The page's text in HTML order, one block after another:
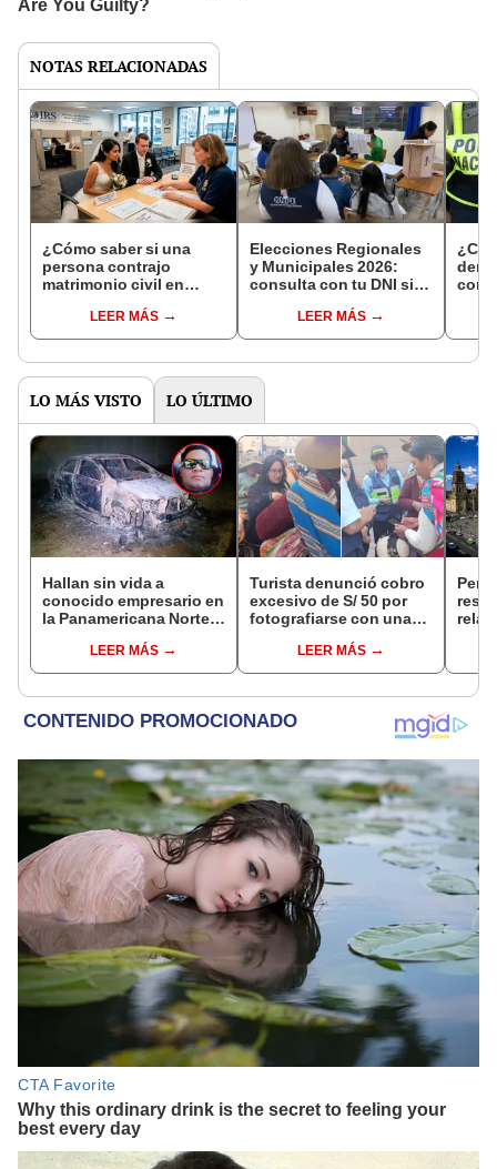
NOTAS RELACIONADAS
¿Cómo saber si una
persona contrajo
matrimonio civil en
LEER MÁS
Elecciones Regionales
y Municipales 2026:
consulta con tu DNI si
de mesa para este 4 de
octubre en el link oficial
LEER MÁS
con
LO MÁS VISTO LO ÚLTIMO
Hallan sin vida a
conocido empresario en
la Panamericana Norte
Sullana, Piura
LEER MÁS
Turista denunció cobro
excesivo de S/ 50 por
fotografiarse con una
Serenazgo recuperó el
dinero
LEER MÁS
Perú